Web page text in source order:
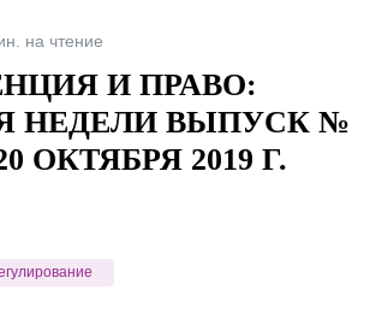
Italiano
на чтение
И ПРАВО:
НЕДЕЛИ ВЫПУСК №
ОКТЯБРЯ 2019 Г.